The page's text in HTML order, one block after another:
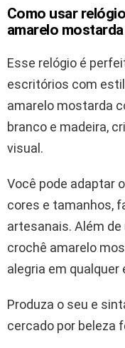
Como usar
amarelo
Esse relógio é
escritórios com
amarelo mostarda
branco e madeira,
visual.
Você pode adaptar
cores e tamanhos,
artesanais. Além de
crochê amarelo
alegria em qualquer
Produza o seu e
cercado por beleza